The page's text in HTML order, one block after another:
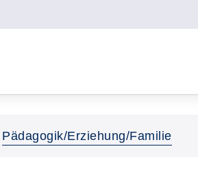
Pädagogik/Erziehung/Familie